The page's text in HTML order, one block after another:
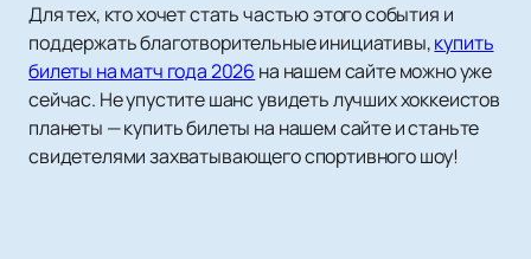
Для тех, кто хочет стать частью этого события и
поддержать благотворительные инициативы,купить
билеты на матч года 2026 на нашем сайте можно уже
сейчас. Не упустите шанс увидеть лучших хоккеистов
планеты — купить билеты на нашем сайте и станьте
свидетелями захватывающего спортивного шоу!